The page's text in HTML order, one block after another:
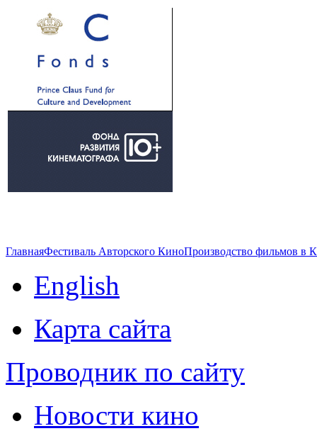
ГлавнаяФестиваль Авторского КиноПроизводство фильмов в
English
Карта сайта
Проводник по сайту
Новости кино